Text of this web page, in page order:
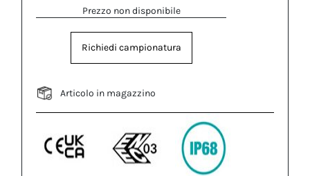
Prezzo non disponibile
Richiedi campionatura
Articolo in magazzino